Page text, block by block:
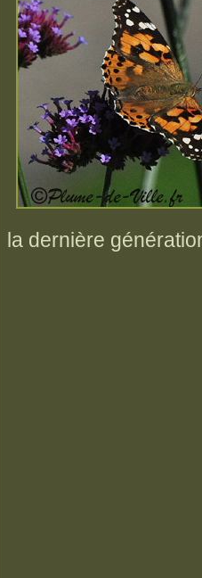
la dernière